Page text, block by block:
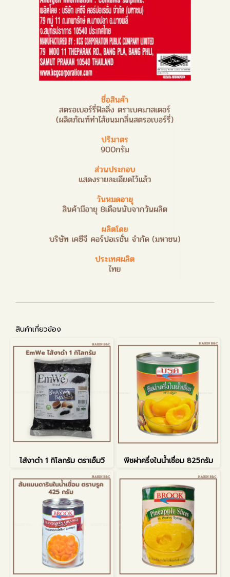
สินค้าเกี่ยวข้อง
ไส้งาดำ 1 กิโลกรัม ตราเอ็มวี พีชผ่าครึ่งในน้ำเชื่อม 825กรัม